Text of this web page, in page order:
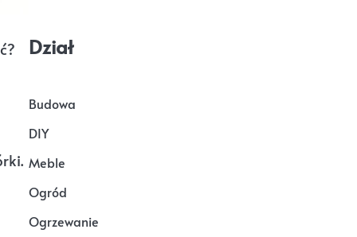
Dział
Budowa
DIY
Meble
Ogród
Ogrzewanie